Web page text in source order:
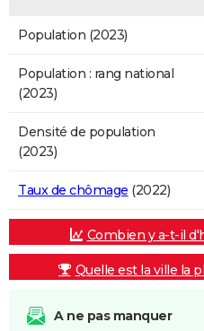
Population (2023)
Population : rang national
(2023)
Densité de population
(2023)
Taux de chômage (2022)
Combien y a-t-il
Quelle est la ville la
A ne pas manquer